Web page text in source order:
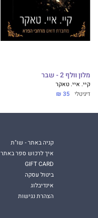
מלון וולף 2 - שבר
קיי. איי. טאקר
דיגיטלי 35 ₪
קניה באתר - שו"ת
איך לרכוש ספר באתר
GIFT CARD
ביטול עסקה
אינדיבלוג
הצהרת נגישות